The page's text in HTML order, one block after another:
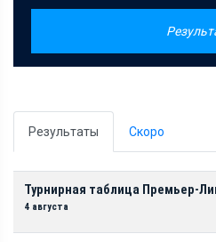
Результаты Скоро
Турнирная таблица Премьер-
4 августа